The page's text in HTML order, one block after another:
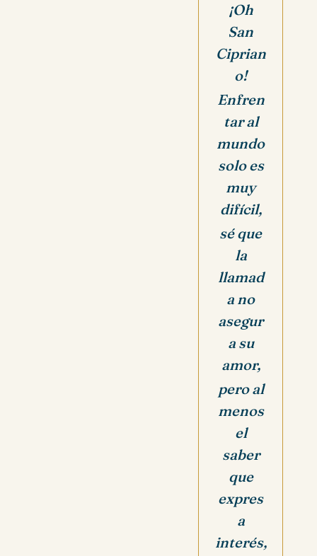
¡Oh
San
Ciprian
o!
Enfren
tar al
mundo
solo es
muy
difícil,
sé que
la
llamad
a no
asegur
a su
amor,
pero al
menos
el
saber
que
expres
a
interés,